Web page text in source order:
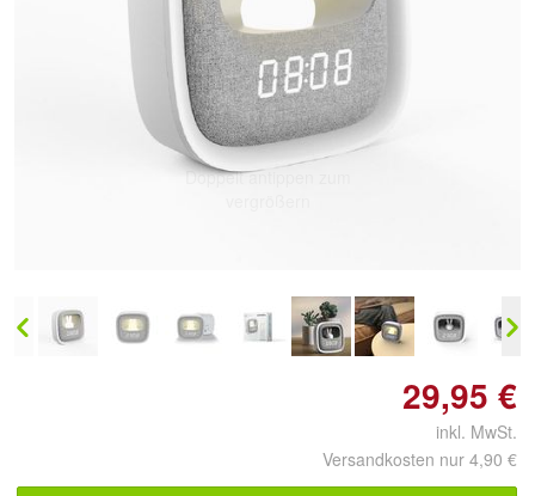
Doppelt antippen zum
29,95 €
inkl. MwSt.
Versandkosten nur 4,90 €